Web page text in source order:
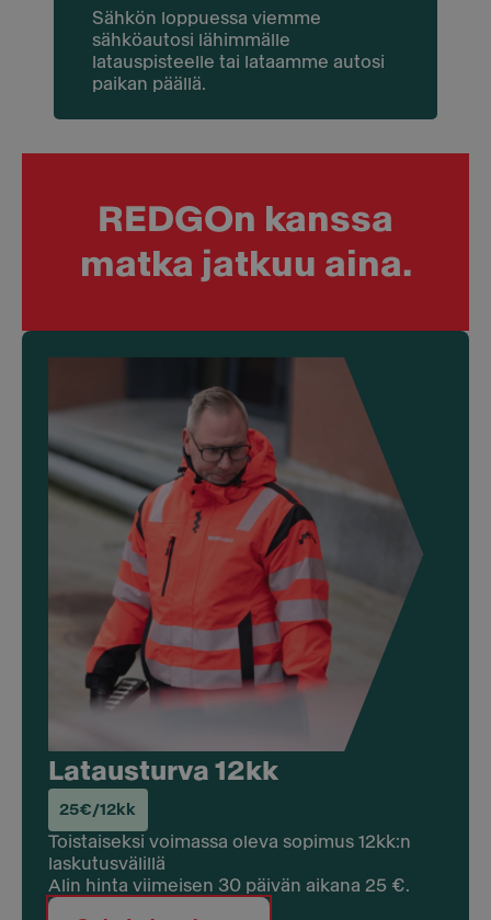
Sähkön loppuessa viemme
sähköautosi lähimmälle
latauspisteelle tai lataamme autosi
paikan päällä.
REDGOn kanssa
matka jatkuu aina.
Latausturva 12kk
25€/12kk
Toistaiseksi voimassa oleva sopimus 12kk:n
laskutusvälillä
Alin hinta viimeisen 30 päivän aikana 25 €.